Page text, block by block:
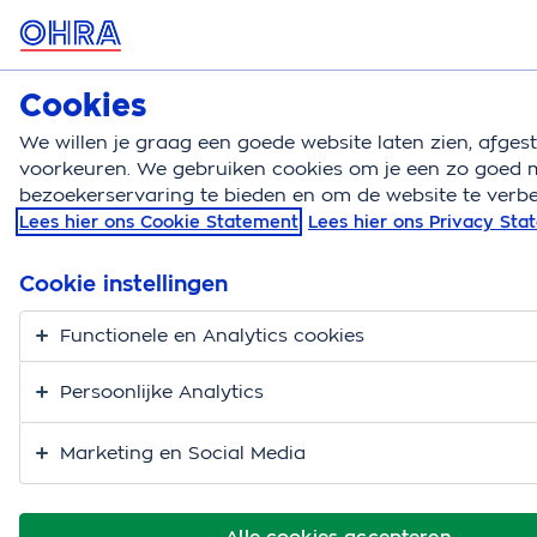
MENU
Kattenverzekering
Kattenverzekering Kosten kat Steriliseren
Steriliseren van je kat
Cookies
We willen je graag een goede website laten zien,
voorkeuren. We gebruiken cookies om je een zo goed
bezoekerservaring te bieden en om de website te
Lees hier ons Cookie Statement Lees hier ons Privacy
Cookie instellingen
Functionele en Analytics cookies
Persoonlijke Analytics
Marketing en Social Media